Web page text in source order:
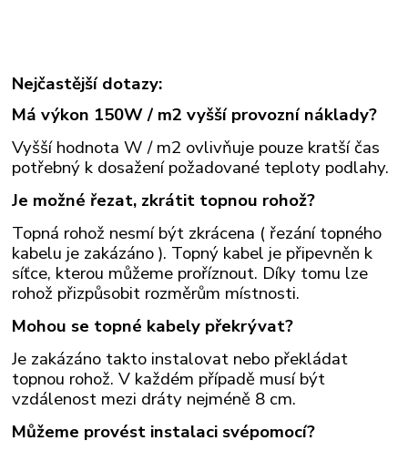
Nejčastější dotazy:
Má výkon 150W / m2 vyšší provozní náklady?
Vyšší hodnota W / m2 ovlivňuje pouze kratší čas
potřebný k dosažení požadované teploty podlahy.
Je možné řezat, zkrátit topnou rohož?
Topná rohož nesmí být zkrácena ( řezání topného
kabelu je zakázáno ). Topný kabel je připevněn k
síťce, kterou můžeme proříznout. Díky tomu lze
rohož přizpůsobit rozměrům místnosti.
Mohou se topné kabely překrývat?
Je zakázáno takto instalovat nebo překládat
topnou rohož. V každém případě musí být
vzdálenost mezi dráty nejméně 8 cm.
Můžeme provést instalaci svépomocí?